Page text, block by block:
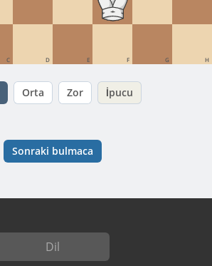
C D E F G H
Orta Zor İpucu
Sonraki bulmaca
Dil